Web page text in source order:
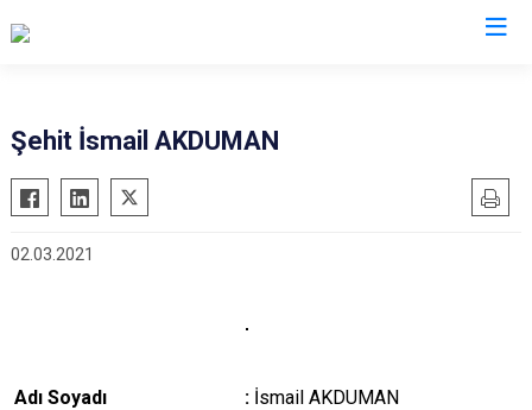
Şehit İsmail AKDUMAN
02.03.2021
Adı Soyadı : İsmail AKDUMAN